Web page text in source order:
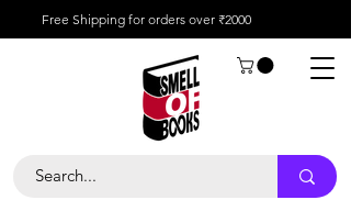
Free Shipping for orders over ₹2000